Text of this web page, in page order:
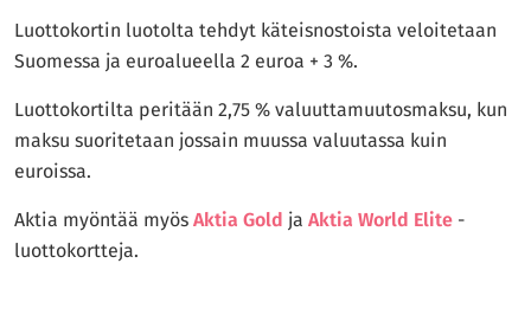
Luottokortin luotolta tehdyt käteisnostoista veloitetaan
Suomessa ja euroalueella 2 euroa + 3 %.
Luottokortilta peritään 2,75 % valuuttamuutosmaksu, kun
maksu suoritetaan jossain muussa valuutassa kuin
euroissa.
Aktia myöntää myös Aktia Gold ja Aktia World Elite -
luottokortteja.